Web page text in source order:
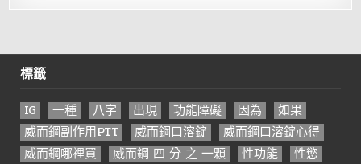
標籤
IG 一種 八字 出現 功能障礙 因為
如果
威而鋼副作用PTT
威而鋼口溶錠
威而鋼口溶錠心得
威而鋼哪裡買
威而鋼 四 分 之 一顆 性功能
性慾